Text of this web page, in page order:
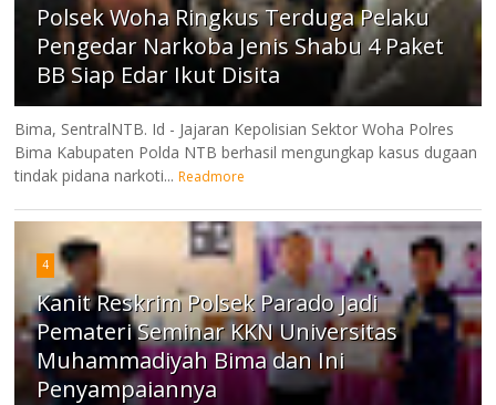
Polsek Woha Ringkus Terduga Pelaku
Pengedar Narkoba Jenis Shabu 4 Paket
BB Siap Edar Ikut Disita
Bima, SentralNTB. Id - Jajaran Kepolisian Sektor Woha Polres
Bima Kabupaten Polda NTB berhasil mengungkap kasus dugaan
tindak pidana narkoti... Readmore
4
Kanit Reskrim Polsek Parado Jadi
Pemateri Seminar KKN Universitas
Muhammadiyah Bima dan Ini
Penyampaiannya